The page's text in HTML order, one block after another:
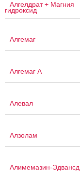
Алгелдрат + Магния
гидроксид
Алгемаг
Алгемаг А
Алевал
Алзолам
Алимемазин-Эдвансд